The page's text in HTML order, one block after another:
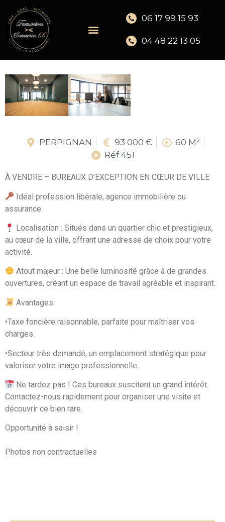
06 17 99 15 93
04 48 22 13 05
PERPIGNAN 93 000 €
60 M²
Réf 451
À VENDRE – BUREAUX D’EXCEPTION EN CŒUR DE VILLE
Idéal profession libérale, agence immobilière ou
assurance.
Localisation : Situés dans un quartier chic et prestigieux,
au cœur de la ville, offrant une adresse de choix pour votre
activité.
Atout majeur : Une belle luminosité grâce à de grandes
ouvertures, créant un espace de travail agréable et inspirant.
Avantages :
•Taxe foncière raisonnable, parfaite pour maîtriser vos
charges.
•Secteur très demandé, un emplacement stratégique pour
valoriser votre image professionnelle.
Ne tardez pas ! Ces bureaux suscitent un grand intérêt.
Contactez-nous rapidement pour organiser une visite et
découvrir ce bien rare.
Opportunité à saisir !
Photos non contractuelles